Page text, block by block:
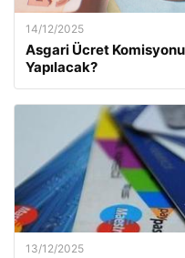
14/12/2025
Asgari Ücret
Yapılacak?
13/12/2025